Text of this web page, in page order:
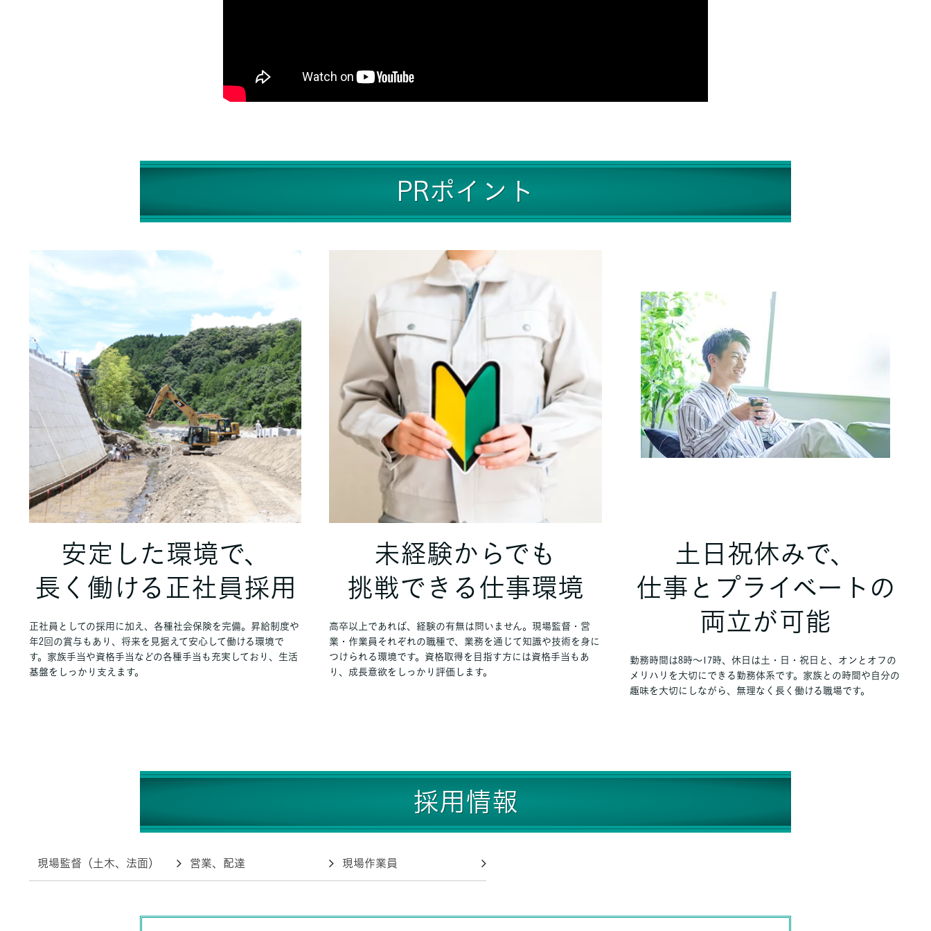
PRポイント
安定した環境で、
長く働ける正社員採用
正社員としての採用に加え、各種社会保険を完備。昇給制度や
年2回の賞与もあり、将来を見据えて安心して働ける環境で
す。家族手当や資格手当などの各種手当も充実しており、生活
基盤をしっかり支えます。
未経験からでも
挑戦できる仕事環境
高卒以上であれば、経験の有無は問いません。現場監督・営
業・作業員それぞれの職種で、業務を通じて知識や技術を身に
つけられる環境です。資格取得を目指す方には資格手当もあ
り、成長意欲をしっかり評価します。
土日祝休みで、
仕事とプライベートの
両立が可能
勤務時間は8時～17時、休日は土・日・祝日と、オンとオフの
メリハリを大切にできる勤務体系です。家族との時間や自分の
趣味を大切にしながら、無理なく長く働ける職場です。
採用情報
現場監督（土木、法面） 営業、配達 現場作業員